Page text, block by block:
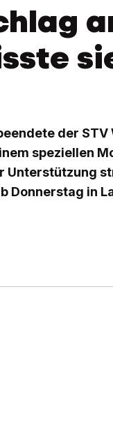
der STV
speziellen
Unterstützung
Donnerstag in